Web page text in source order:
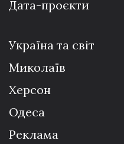
Дата-проєкти
Україна та світ
Миколаїв
Херсон
Одеса
Реклама